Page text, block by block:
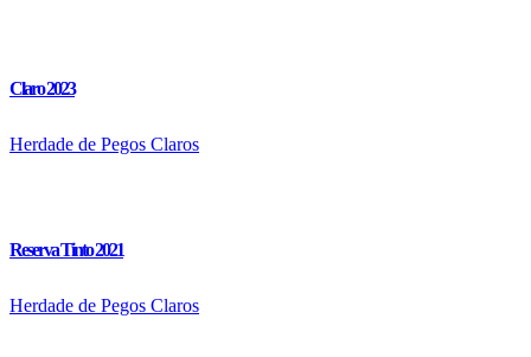
Claro 2023
Herdade de Pegos Claros
Reserva Tinto 2021
Herdade de Pegos Claros